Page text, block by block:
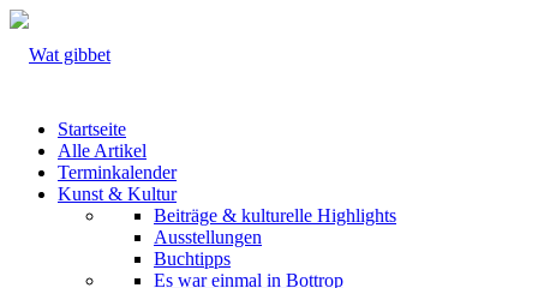
Startseite
Alle Artikel
Terminkalender
Kunst & Kultur
Beiträge & kulturelle Highlights
Ausstellungen
Buchtipps
Es war einmal in Bottrop